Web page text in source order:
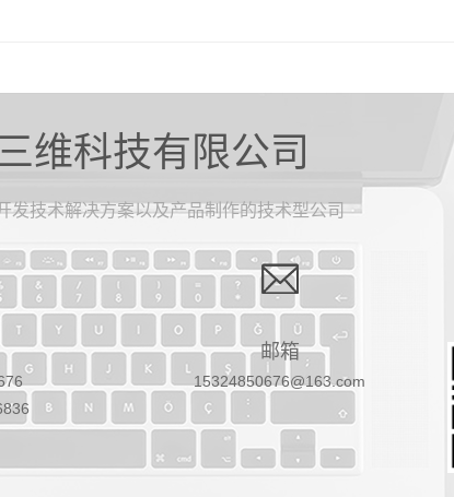
维科技有限公司
发技术解决方案以及产品制作的技术型公司
邮箱
15324850676@163.com